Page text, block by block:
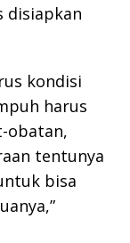
disiapkan
kondisi
harus
obatan,
tentunya
bisa